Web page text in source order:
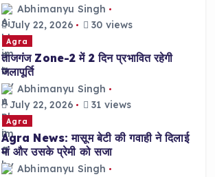
Abhimanyu Singh
July 22, 2026
30 views
Agra
ताजगंज Zone-2 में 2 दिन प्रभावित रहेगी
जलापूर्ति
Abhimanyu Singh
July 22, 2026
31 views
Agra
Agra News: मासूम बेटी की गवाही ने दिलाई
मां और उसके प्रेमी को सजा
Abhimanyu Singh